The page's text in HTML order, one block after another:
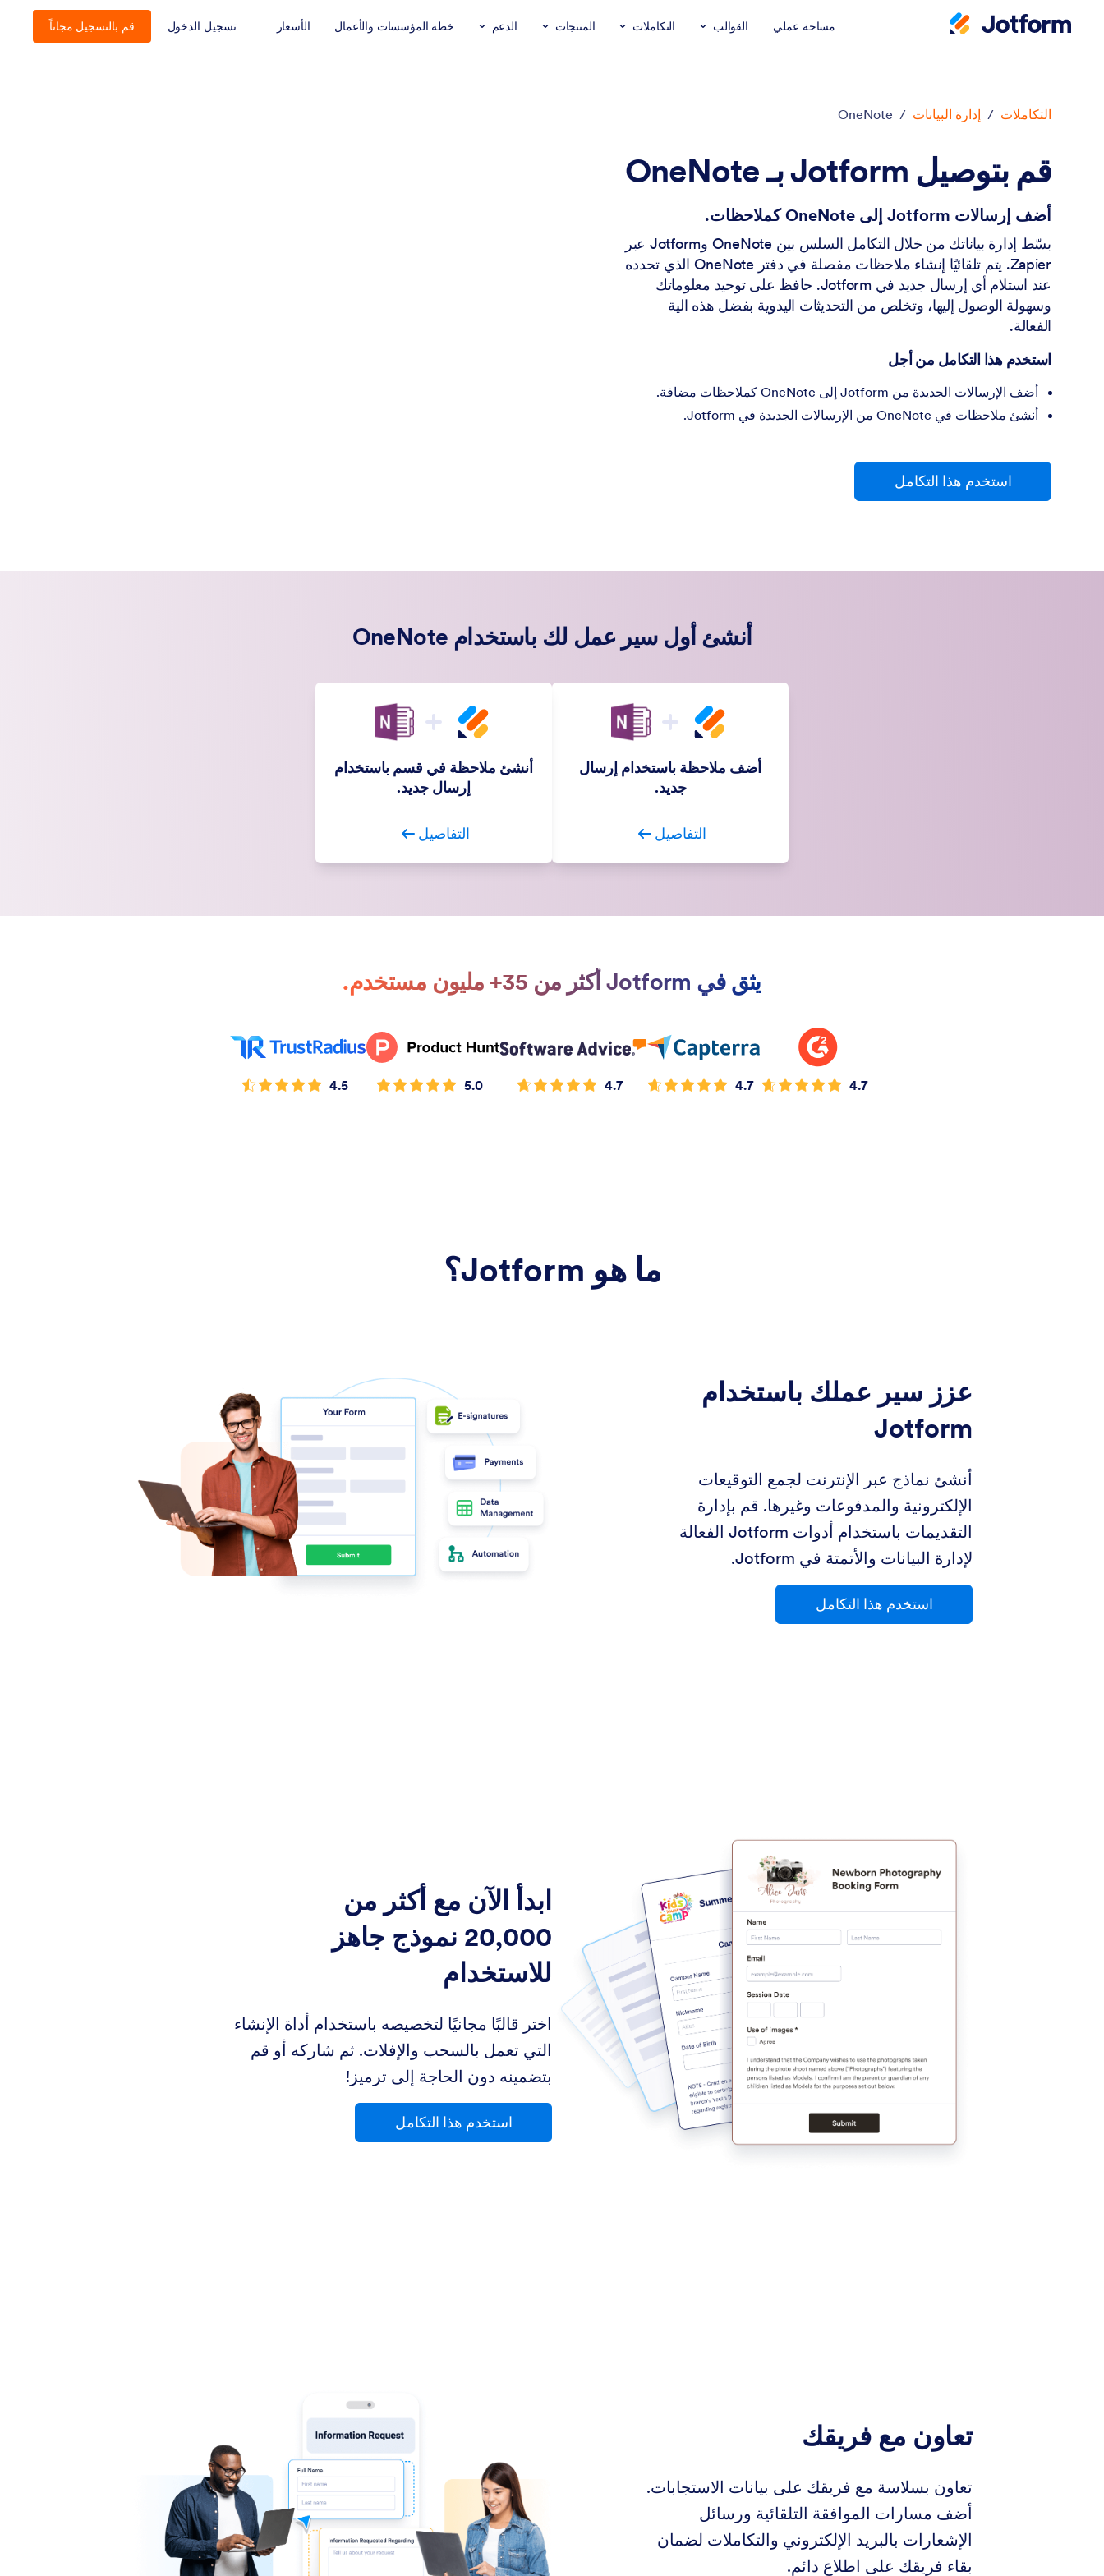
مساحة عملي القوالب التكاملات المنتجات الدعم خطة المؤسسات والأعمال الأسعار تسجيل الدخول قم بالتسجيل مجاناً
التكاملات / إدارة البيانات /
OneNote
قم بتوصيل Jotform بـ OneNote
أضف إرسالات Jotform إلى OneNote كملاحظات.
بسّط إدارة بياناتك من خلال التكامل السلس بين OneNote وJotform عبر
Zapier. يتم تلقائيًا إنشاء ملاحظات مفصلة في دفتر OneNote الذي تحدده
عند استلام أي إرسال جديد في Jotform. حافظ على توحيد معلوماتك
وسهولة الوصول إليها، وتخلص من التحديثات اليدوية بفضل هذه الية
الفعالة.
استخدم هذا التكامل من أجل
أضف الإرسالات الجديدة من Jotform إلى OneNote كملاحظات مضافة.
أنشئ ملاحظات في OneNote من الإرسالات الجديدة في Jotform.
استخدم هذا التكامل
أنشئ أول سير عمل لك باستخدام OneNote
أضف ملاحظة باستخدام إرسال
جديد.
التفاصيل
أنشئ ملاحظة في قسم باستخدام
إرسال جديد.
التفاصيل
يثق في Jotform أكثر من 35+ مليون مستخدم.
4.7
4.7
4.7
5.0
4.5
ما هو Jotform؟
عزز سير عملك باستخدام
Jotform
أنشئ نماذج عبر الإنترنت لجمع التوقيعات
الإلكترونية والمدفوعات وغيرها. قم بإدارة
التقديمات باستخدام أدوات Jotform الفعالة
لإدارة البيانات والأتمتة في Jotform.
استخدم هذا التكامل
ابدأ الآن مع أكثر من
20,000 نموذج جاهز
للاستخدام
اختر قالبًا مجانيًا لتخصيصه باستخدام أداة الإنشاء
التي تعمل بالسحب والإفلات. ثم شاركه أو قم
بتضمينه دون الحاجة إلى ترميز!
استخدم هذا التكامل
تعاون مع فريقك
تعاون بسلاسة مع فريقك على بيانات الاستجابات.
أضف مسارات الموافقة التلقائية ورسائل
الإشعارات بالبريد الإلكتروني والتكاملات لضمان
بقاء فريقك على اطلاع دائم.